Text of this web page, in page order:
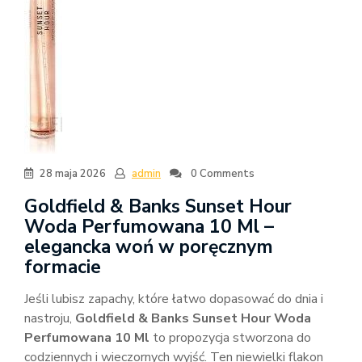
28 maja 2026 admin 0 Comments
Goldfield & Banks Sunset Hour
Woda Perfumowana 10 Ml –
elegancka woń w poręcznym
formacie
Jeśli lubisz zapachy, które łatwo dopasować do dnia i
nastroju, Goldfield & Banks Sunset Hour Woda
Perfumowana 10 Ml to propozycja stworzona do
codziennych i wieczornych wyjść. Ten niewielki flakon